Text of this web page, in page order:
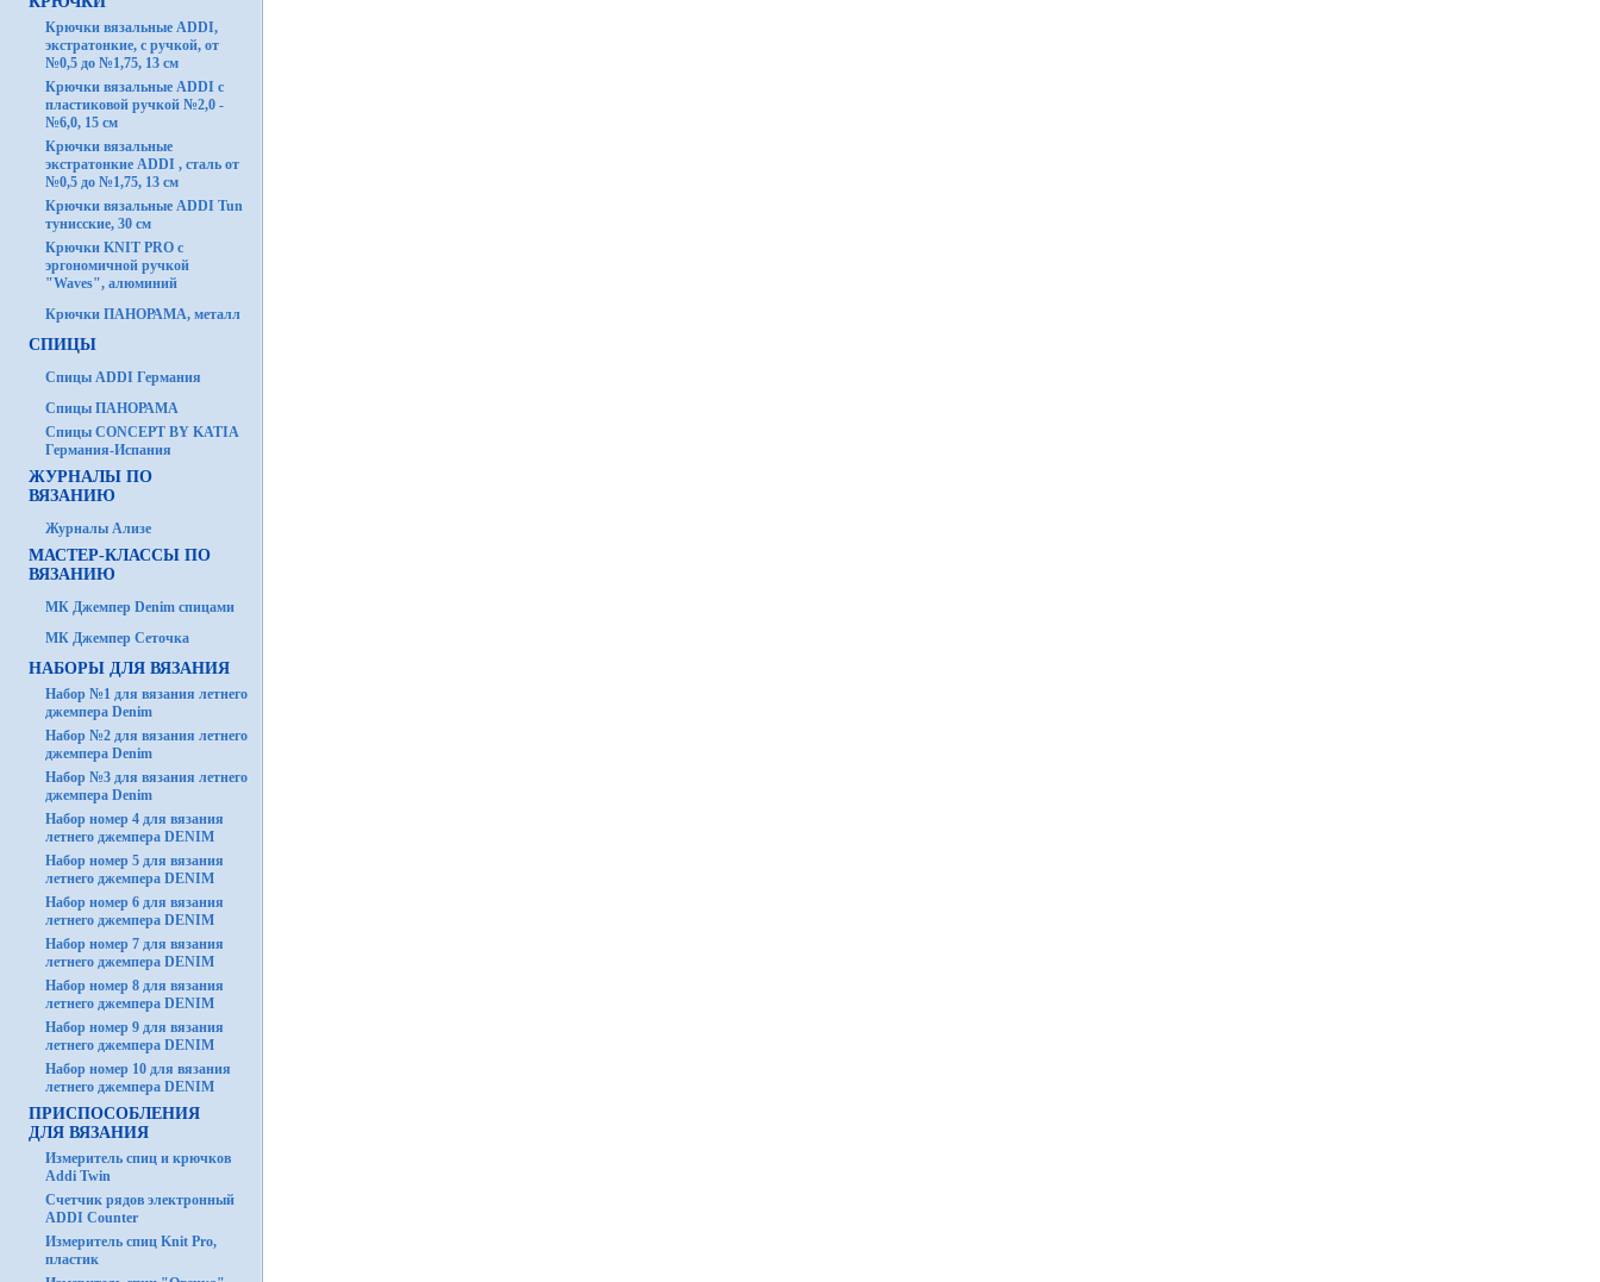
Крючки вязальные ADDI,
экстратонкие, с ручкой, от
№0,5 до №1,75, 13 см
Крючки вязальные ADDI с
пластиковой ручкой №2,0 -
№6,0, 15 см
Крючки вязальные
экстратонкие ADDI , сталь от
№0,5 до №1,75, 13 см
Крючки вязальные ADDI Tun
тунисские, 30 см
Крючки KNIT PRO с
эргономичной ручкой
"Waves", алюминий
Крючки ПАНОРАМА, металл
СПИЦЫ
Спицы ADDI Германия
Спицы ПАНОРАМА
Спицы CONCEPT BY KATIA
Германия-Испания
ЖУРНАЛЫ ПО
ВЯЗАНИЮ
Журналы Ализе
МАСТЕР-КЛАССЫ ПО
ВЯЗАНИЮ
МК Джемпер Denim спицами
МК Джемпер Сеточка
НАБОРЫ ДЛЯ ВЯЗАНИЯ
Набор №1 для вязания летнего
джемпера Denim
Набор №2 для вязания летнего
джемпера Denim
Набор №3 для вязания летнего
джемпера Denim
Набор номер 4 для вязания
летнего джемпера DENIM
Набор номер 5 для вязания
летнего джемпера DENIM
Набор номер 6 для вязания
летнего джемпера DENIM
Набор номер 7 для вязания
летнего джемпера DENIM
Набор номер 8 для вязания
летнего джемпера DENIM
Набор номер 9 для вязания
летнего джемпера DENIM
Набор номер 10 для вязания
летнего джемпера DENIM
ПРИСПОСОБЛЕНИЯ
ДЛЯ ВЯЗАНИЯ
Измеритель спиц и крючков
Addi Twin
Счетчик рядов электронный
ADDI Counter
Измеритель спиц Knit Pro,
пластик